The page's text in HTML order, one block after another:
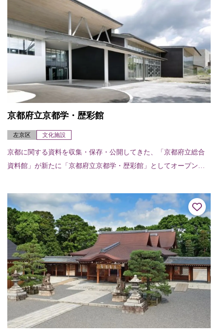
京都府立京都学・歴彩館
左京区 文化施設
京都に関する資料を収集・保存・公開してきた、「京都府立総合
資料館」が新たに「京都府立京都学・歴彩館」としてオープン。
写真資料など約90万...